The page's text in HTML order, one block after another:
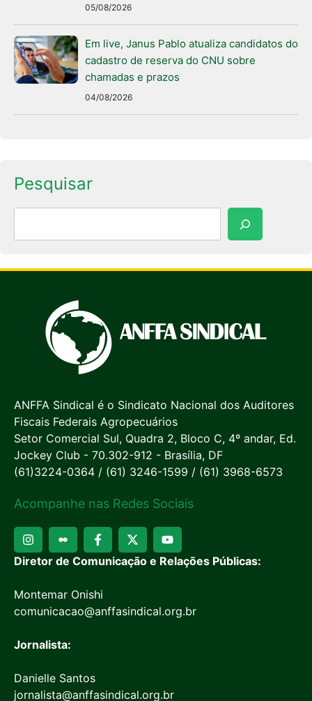
05/08/2026
Em live, Janus Pablo atualiza candidatos do
cadastro de reserva do CNU sobre
chamadas e prazos
04/08/2026
Pesquisar
ANFFA Sindical é o Sindicato Nacional dos Auditores
Fiscais Federais Agropecuários
Setor Comercial Sul, Quadra 2, Bloco C, 4º andar, Ed.
Jockey Club - 70.302-912 - Brasília, DF
(61)3224-0364 / (61) 3246-1599 / (61) 3968-6573
Acompanhe nas Redes Sociais
Diretor de Comunicação e Relações Públicas:
Montemar Onishi
comunicacao@anffasindical.org.br
Jornalista:
Danielle Santos
jornalista@anffasindical.org.br